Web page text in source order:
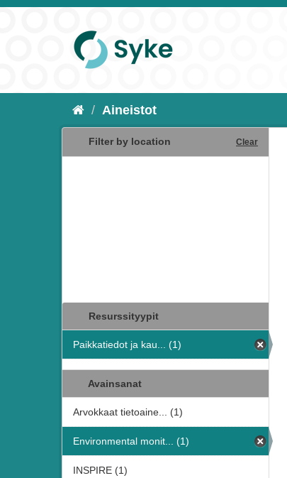
Aineistot
Filter by location Clear
Resurssityypit
Paikkatiedot ja kau... (1)
Avainsanat
Arvokkaat tietoaine... (1)
Environmental monit... (1)
INSPIRE (1)